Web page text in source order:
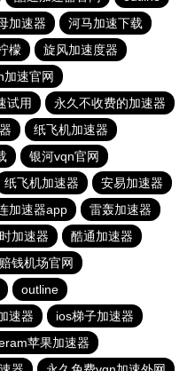
加速器
河马加速下载
檬
旋风加速度器
加速官网
试用
永久不收费的加速器
纸飞机加速器
银河vqn官网
纸飞机加速器
安易加速器
加速器app
雷轰加速器
加速器
酷通加速器
赔钱机场官网
outline
速器
ios梯子加速器
苹果加速器